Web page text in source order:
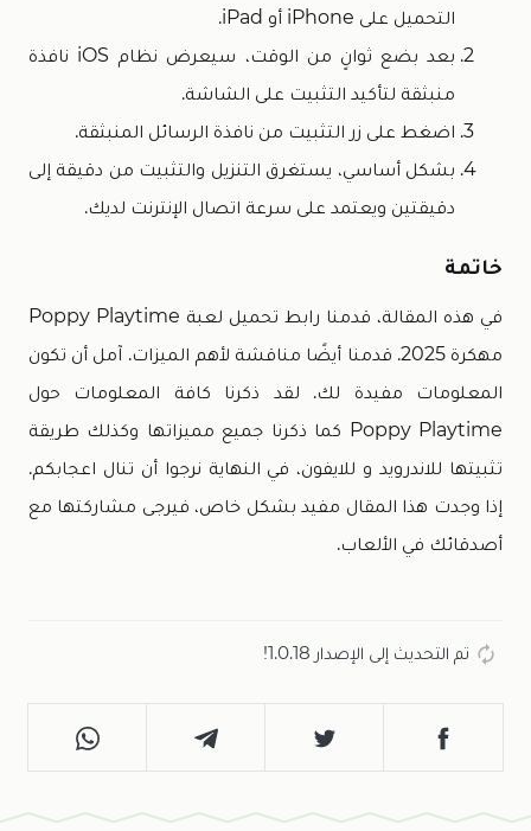
التحميل على iPhone أو iPad.
بعد بضع ثوانٍ من الوقت، سيعرض نظام iOS نافذة
منبثقة لتأكيد التثبيت على الشاشة.
اضغط على زر التثبيت من نافذة الرسائل المنبثقة.
بشكل أساسي، يستغرق التنزيل والتثبيت من دقيقة إلى
دقيقتين ويعتمد على سرعة اتصال الإنترنت لديك.
خاتمة
في هذه المقالة، قدمنا رابط تحميل لعبة Poppy Playtime
مهكرة 2025. قدمنا أيضًا مناقشة لأهم الميزات. آمل أن تكون
المعلومات مفيدة لك. لقد ذكرنا كافة المعلومات حول
Poppy Playtime كما ذكرنا جميع مميزاتها وكذلك طريقة
تثبيتها للاندرويد و للايفون، في النهاية نرجوا أن تنال اعجابكم.
إذا وجدت هذا المقال مفيد بشكل خاص، فيرجى مشاركتها مع
أصدقائك في الألعاب.
تم التحديث إلى الإصدار 1.0.18!